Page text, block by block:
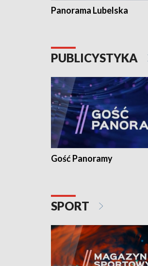
Panorama Lubelska
PUBLICYSTYKA
Gość Panoramy
SPORT